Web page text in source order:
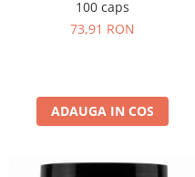
100 caps
73,91 RON
ADAUGA IN COS